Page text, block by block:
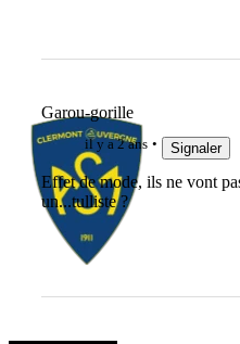
Garou-gorille
il y a 2 ans Signaler
Effet de mode, ils ne vont
un...tulliste ?